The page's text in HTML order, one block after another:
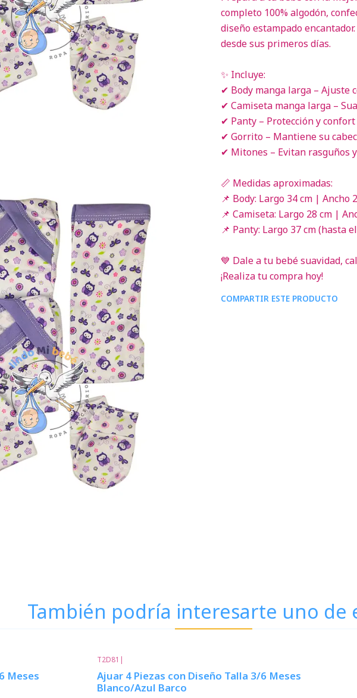
completo 100% algodón,
diseño estampado
desde sus primeros días.
✨ Incluye:
✔ Body manga larga – Ajuste
✔ Camiseta manga larga –
✔ Panty – Protección y
✔ Gorrito – Mantiene su
✔ Mitones – Evitan rasguños
📏 Medidas aproximadas:
📌 Body: Largo 34 cm | Ancho
📌 Camiseta: Largo 28 cm |
📌 Panty: Largo 37 cm (hasta
💙 Dale a tu bebé suavidad,
¡Realiza tu compra hoy!
COMPARTIR ESTE PRODUCTO
También podría interesarte uno de
Meses
T2D81 |
Ajuar 4 Piezas con Diseño Talla 3/6 Meses
Blanco/Azul Barco